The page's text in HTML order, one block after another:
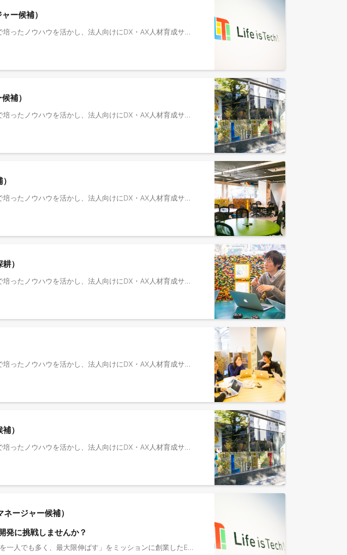
ー候補）
⚫︎募集背景 2021年に立ち上がったDX・AX事業部は、中高生向けデジタル教育で培ったノウハウを活かし、法人向けにDX・AX人材育成サービスを提供する急成長事業です。 高校で「情報I」を学び、デジタルスキルを標準装備する“新・デジタルネイティブ世代”が、高卒は2025年に、大卒は2029年に社会へ参画します。 しかし、大企業でさえアナログ業務や非効率オペレーションが根強く残り、彼らの力を十分に活かせない環境が少なくありません。 私たちは、そんな新世代が「入社したい」「活躍したい」と思える企業や社会をつくるため、このDX・AX事業を立ち上げました。 さらなる顧客・社会へのインパクトをもたらすため、今後日本を代表するエンタープライズ企業を相手に、長期的かつ戦略的なロードマップを共に描き、組織変革に伴走していく必要があります。 そこで、今回はこの成長をさらに加速させるため、契約後のお客様のDX推進に伴走する、「DX推進コンサルタント（マネージャー候補）」を募集します。 ⚫︎業務概要 【ミッション】 契約されたDX・AX人材育成研修を成功させることで、お客様の現場における課題解決に貢献することがミッションです。 研修の成功体験を起点に、次の打ち手を提案し、顧客のDX・AX推進をより深く支援していきます。 【主な業務内容】 まずはコンサルタントとして、以下の業務でご活躍いただきます。 ①研修プログラムの企画・進行管理 研修納品チームと連携し、顧客の現場課題に合わせた研修内容を企画します。 ご自身で研修を実施いただくこともあります。 ②関係者との連携促進 DX・AX推進部門や研修に参加される現場部門、人事部など、関係者との対話を重ねます。 現場の声を次に繋げ、円滑なプロジェクト進行を支援します。 ③現場起点での追加提案 研修の成果や受講者の声、お客様との対話から新たな課題を発見し、次の研修プログラムや対象部門の拡大を提案します。 現場の成功体験を、部署や組織全体の成功へと繋げていきます。 ※実績を積んでいただいた後、将来的にはマネージャーとして、以下の業務をお任せします。 ・チームのKPI（リピート受注額、重要人物との接点数など）達成に向けた戦術の立案と実行管理 ・チームメンバーの採用、育成 ・セールスチームと円滑に顧客情報を連携し、一貫した顧客体験を創出する仕組みの構築 ⚫︎プロダクト 独自のメソッドで開発したワークショップ（DXレディネス研修、AIレディネス研修など）を中心に、組織変革までの伴走や、大企業の役員に対するリバースメンタリングなどの新規ソリューションも含め、ユニークな手法で組織変革・業務変革を支援しています。 ⚫︎顧客先・導入企業 大手企業を中心に、幅広い規模・業界の顧客が150社以上。主にDX・AX推進部、人事部の方が商談相手となります。 ※導入企業例： サントリーホールディングス、ソニーグループ、NEC、村田製作所、博報堂DYホールディングス等 ⚫︎ヒト・組織の魅力 ・2021年に立ち上がった急成長中の新規事業で、現在は約50名の組織に。 新規事業立ち上げフェーズと、スケールしていく瞬間を実感できます。 ・商品開発、マーケティング、セールス、研修ファシリテーター、事業企画など、専門性を追求することも、複数の職種にキャリアの幅を広げていくことも可能です。 ※社員のキャリア事例： ・セールス（1年） →セールスマネージャー ・研修ファシリテーター（半年経験）→研修ファシリテーター兼商品開発 ・研修ディレクター（1年経験）→事業企画 など ※社員インタビュー ・転職の満足度は300％。成長実感と貢献実感、どちらも得られる環境がある。 https://directscout.recruit.co.jp/contents/article/26976/ ・人が変われば組織も変わり、社会も大きく変わる。DX・AX事業のエバンジェリストが描く“その先の未来” https://www.wantedly.com/companies/lifeistech/post_articles/972321 ・「納品」の枠を超えた価値提供。“関わる人すべてを笑顔にする”CXグループの仕事哲学 https://www.wantedly.com/companies/lifeistech/post_articles/1002666
補）
⚫︎募集背景 2021年に立ち上がったDX・AX事業部は、中高生向けデジタル教育で培ったノウハウを活かし、法人向けにDX・AX人材育成サービスを提供する急成長事業です。 高校で「情報I」を学び、デジタルスキルを標準装備する“新・デジタルネイティブ世代”が、高卒は2025年に、大卒は2029年に社会へ参画します。 しかし、大企業でさえアナログ業務や非効率オペレーションが根強く残り、彼らの力を十分に活かせない環境が少なくありません。 私たちは、そんな新世代が「入社したい」「活躍したい」と思える企業や社会をつくるため、このDX・AX事業を立ち上げました。 さらなる顧客・社会へのインパクトをもたらすため、今後日本を代表するエンタープライズ企業を相手に、長期的かつ戦略的なロードマップを共に描き、組織変革に伴走していく必要があります。 そこで、今回はこの成長をさらに加速させるため、契約後のお客様のDX・AX推進に伴走する、「DX・AX推進コンサルタント」を募集します。 ⚫︎業務概要 【ミッション】 契約されたDX・AX人材育成研修を成功させることで、お客様の現場における課題解決に貢献することがミッションです。 研修の成功体験を起点に、次の打ち手を提案し、顧客のDX推進をより深く支援していきます。 【主な業務内容】 まずはコンサルタントとして、以下の業務でご活躍いただきます。 ①研修プログラムの企画・進行管理 研修納品チームと連携し、顧客の現場課題に合わせた研修内容を企画します。 ご自身で研修を実施いただくこともあります。 ②関係者との連携促進 DX・AX推進部門や研修に参加される現場部門、人事部など、関係者との対話を重ねます。 現場の声を次に繋げ、円滑なプロジェクト進行を支援します。 ③現場起点での追加提案 研修の成果や受講者の声、お客様との対話から新たな課題を発見し、次の研修プログラムや対象部門の拡大を提案します。 現場の成功体験を、部署や組織全体の成功へと繋げていきます。 ※コンサルタントとして実績を積んでいただいた後、将来的にはチームリーダーとして、以下の業務をお任せします。 ・チームのKPI（リピート受注額、重要人物との接点数など）達成に向けた戦術の立案と実行管理 ・チームメンバーの採用、育成 ・セールスチームと円滑に顧客情報を連携し、一貫した顧客体験を創出する仕組みの構築 ⚫︎プロダクト 独自のメソッドで開発したワークショップ（DXレディネス研修、AIレディネス研修など）を中心に、組織変革までの伴走や、大企業の役員に対するリバースメンタリングなどの新規ソリューションも含め、ユニークな手法で組織変革・業務変革を支援しています。 ⚫︎顧客先・導入企業 大手企業を中心に、幅広い規模・業界の顧客が150社以上。主にDX・AX推進部、人事部の方が商談相手となります。 ※導入企業例： サントリーホールディングス、ソニーグループ、NEC、村田製作所、博報堂DYホールディングス等 ⚫︎ヒト・組織の魅力 ・2021年に立ち上がった急成長中の新規事業で、現在は約50名の組織に。 新規事業立ち上げフェーズと、スケールしていく瞬間を実感できます。 ・商品開発、マーケティング、セールス、研修ファシリテーター、事業企画など、専門性を追求することも、複数の職種にキャリアの幅を広げていくことも可能です。 ※社員のキャリア事例： ・セールス（1年） →セールスマネージャー ・研修ファシリテーター（半年経験）→研修ファシリテーター兼商品開発 ・研修ディレクター（1年経験）→事業企画 など ※社員インタビュー ・転職の満足度は300％。成長実感と貢献実感、どちらも得られる環境がある。 https://directscout.recruit.co.jp/contents/article/26976/ ・人が変われば組織も変わり、社会も大きく変わる。DX・AX事業のエバンジェリストが描く“その先の未来” https://www.wantedly.com/companies/lifeistech/post_articles/972321 ・「納品」の枠を超えた価値提供。“関わる人すべてを笑顔にする”CXグループの仕事哲学 https://www.wantedly.com/companies/lifeistech/post_articles/1002666
⚫︎募集背景 2021年に立ち上がったDX・AX事業部は、中高生向けデジタル教育で培ったノウハウを活かし、法人向けにDX・AX人材育成サービスを提供する急成長事業です。 高校で「情報I」を学び、デジタルスキルを標準装備する“新・デジタルネイティブ世代”が、高卒は2025年に、大卒は2029年に社会へ参画します。 しかし、大企業でさえアナログ業務や非効率オペレーションが根強く残り、彼らの力を十分に活かせない環境が少なくありません。 私たちは、そんな新世代が「入社したい」「活躍したい」と思える企業や社会をつくるため、このDX・AX事業を立ち上げました。 本ポジションでは、急成長を牽引するセールス組織において、新規顧客への導入提案及び既存顧客の深耕を担うアカウントセールス（マネージャー候補）を募集します。 ⚫︎業務概要 ①新規顧客開拓 ・マーケティングやインサイドセールスからトスアップされた商談において、大手企業顧客との関係構築、組織/業務課題のヒアリング、ソリューションの提案を通じ、新規開拓を行う ※必要に応じ、自らが担当する顧客内における別部署開拓や関連する企業の紹介案件創出をすることも、ミッションに含む場合がございます。 ②既存顧客深耕 ・大手企業顧客に伴走しながら、長期的な関係性を構築し、目指す姿や課題を深く理解する ・顧客に新たなソリューションを提案し、「継続的な売上拡大」を行う （注力顧客に関しては、アカウントプランナーとも連携する） ※実績を積んでいただいた後、将来的にはマネージャーとして、以下の業務をお任せします。 ③チームマネジメント ・チームのKPI達成に向けた戦術の立案と実行管理 ・チームメンバーの採用、育成、マネジメント ・顧客体験創出、向上に向けた企画・立案、仕組み化 など ⚫︎プロダクト 独自のメソッドで開発したワークショップ（DXレディネス研修、AIレディネス研修など）を中心に、組織変革までの伴走や、大企業の役員に対するリバースメンタリングなどの新規ソリューションも含め、ユニークな手法で組織変革・業務変革を支援しています。 ⚫︎顧客先・導入企業 大手企業を中心に、幅広い規模・業界の顧客が150社以上。主にDX・AX推進部、人事部の方が商談相手となります。 ※導入企業例： サントリーホールディングス、ソニーグループ、NEC、村田製作所、博報堂DYホールディングス等 ⚫︎ヒト・組織の魅力 ・2021年に立ち上がった急成長中の新規事業で、現在は約50名の組織に。 新規事業立ち上げフェーズと、スケールしていく瞬間を実感できます。 ・商品開発、マーケティング、セールス、研修ファシリテーター、事業企画など、専門性を追求することも、複数の職種にキャリアの幅を広げていくことも可能です。 ※社員のキャリア事例： ・セールス（1年） →セールスマネージャー ・研修ファシリテーター（半年経験）→研修ファシリテーター兼商品開発 ・研修ディレクター（1年経験）→事業企画 など ※社員インタビュー ・転職の満足度は300％。成長実感と貢献実感、どちらも得られる環境がある。 https://directscout.recruit.co.jp/contents/article/26976/ ・人が変われば組織も変わり、社会も大きく変わる。DX・AX事業のエバンジェリストが描く“その先の未来” https://www.wantedly.com/companies/lifeistech/post_articles/972321 ・「納品」の枠を超えた価値提供。“関わる人すべてを笑顔にする”CXグループの仕事哲学 https://www.wantedly.com/companies/lifeistech/post_articles/1002666
）
⚫︎募集背景 2021年に立ち上がったDX・AX事業部は、中高生向けデジタル教育で培ったノウハウを活かし、法人向けにDX・AX人材育成サービスを提供する急成長事業です。 高校で「情報I」を学び、デジタルスキルを標準装備する“新・デジタルネイティブ世代”が、高卒は2025年に、大卒は2029年に社会へ参画します。 しかし、大企業でさえアナログ業務や非効率オペレーションが根強く残り、彼らの力を十分に活かせない環境が少なくありません。 私たちは、そんな新世代が「入社したい」「活躍したい」と思える企業や社会をつくるため、このDX・AX事業を立ち上げました。 本ポジションでは、急成長を牽引するセールス組織において、新規顧客への導入提案及び既存顧客の深耕を担うアカウントセールスを募集します。 ⚫︎業務概要 （ご希望や適性に応じて、新規・既存のいずれかに軸足を置いていただく想定です） ①新規顧客開拓 ・マーケティングやインサイドセールスからトスアップされた商談において、大手企業顧客との関係構築、組織/業務課題のヒアリング、ソリューションの提案を通じ、新規開拓を行う ※必要に応じ、自らが担当する顧客内における別部署開拓や関連する企業の紹介案件創出をすることも、ミッションに含む場合がございます。 ②既存顧客深耕 ・大手企業顧客に伴走しながら、長期的な関係性を構築し、目指す姿や課題を深く理解する ・顧客に新たなソリューションを提案し、「継続的な売上拡大」を行う ※注力顧客に関しては、アカウントマネージャー（プランナー）とも連携する ⚫︎プロダクト 独自のメソッドで開発したワークショップ（DXレディネス研修、AIレディネス研修など）を中心に、組織変革までの伴走や、大企業の役員に対するリバースメンタリングなどの新規ソリューションも含め、ユニークな手法で組織変革・業務変革を支援しています。 ⚫︎顧客先・導入企業 大手企業を中心に、幅広い規模・業界の顧客が150社以上。主にDX・AX推進部、人事部の方が商談相手となります。 ※導入企業例： サントリーホールディングス、ソニーグループ、NEC、村田製作所、博報堂DYホールディングス等 ⚫︎ヒト・組織の魅力 ・2021年に立ち上がった急成長中の新規事業で、現在は約50名の組織に。 新規事業立ち上げフェーズと、スケールしていく瞬間を実感できます。 ・商品開発、マーケティング、セールス、研修ファシリテーター、事業企画など、専門性を追求することも、複数の職種にキャリアの幅を広げていくことも可能です。 ※社員のキャリア事例： ・セールス（1年） →セールスマネージャー ・研修ファシリテーター（半年経験）→研修ファシリテーター兼商品開発 ・研修ディレクター（1年経験）→事業企画 など ※社員インタビュー ・転職の満足度は300％。成長実感と貢献実感、どちらも得られる環境がある。 https://directscout.recruit.co.jp/contents/article/26976/ ・人が変われば組織も変わり、社会も大きく変わる。DX・AX事業のエバンジェリストが描く“その先の未来” https://www.wantedly.com/companies/lifeistech/post_articles/972321 ・「納品」の枠を超えた価値提供。“関わる人すべてを笑顔にする”CXグループの仕事哲学 https://www.wantedly.com/companies/lifeistech/post_articles/1002666
⚫︎募集背景 2021年に立ち上がったDX・AX事業部は、中高生向けデジタル教育で培ったノウハウを活かし、法人向けにDX・AX人材育成サービスを提供する急成長事業です。 高校で「情報I」を学び、デジタルスキルを標準装備する“新・デジタルネイティブ世代”が、高卒は2025年に、大卒は2029年に社会へ参画します。 しかし、大企業でさえアナログ業務や非効率オペレーションが根強く残り、彼らの力を十分に活かせない環境が少なくありません。 私たちは、そんな新世代が「入社したい」「活躍したい」と思える企業や社会をつくるため、このDX・AX事業を立ち上げました。 さらなる顧客・社会へのインパクトをもたらすため、今後日本を代表するエンタープライズ企業を相手に、長期的かつ戦略的なロードマップを共に描き、組織変革に伴走していく必要があります。 そこで、提案力やプロジェクトマネジメント力を武器に、顧客企業のアカウントプランの策定・推進から、コンサルティングやソリューション提案を通じたLTVの最大化まで一気通貫でリードできる、アカウントマネージャー（プランナー）を募集します。 ⚫︎業務概要 ①顧客へのソリューション提案・コンサルティング ・大手企業の複数部署（人事部、DX・AX推進部など）と接点を持ち、顧客の課題を深く理解する ・アカウントセールス（フィールドセールス）と連携しながら、デジタル活用や人材育成を通じた「組織変革・業務変革のロードマップ」や、「ワークショップを始めとしたソリューション」を提案し、顧客の変革まで伴走し、LTV最大化を実現する ②アカウントプランの策定・推進 ・顧客のDX・AX推進計画や課題、組織体制をもとに、戦略的にアカウントプランを策定し、フィールドセールスやマーケティングとも連携して推進する （既存顧客を中心に、一部の新規顧客も担当想定） ⚫︎プロダクト 独自のメソッドで開発したワークショップ（DXレディネス研修、AIレディネス研修など）を中心に、組織変革までの伴走や、大企業の役員に対するリバースメンタリングなどの新規ソリューションも含め、ユニークな手法で組織変革・業務変革を支援しています。 ⚫︎顧客先・導入企業 大手企業を中心に、幅広い規模・業界の顧客が150社以上。主にDX・AX推進部、人事部の方が商談相手となります。 ※導入企業例： サントリーホールディングス、ソニーグループ、NEC、村田製作所、博報堂DYホールディングス等 ⚫︎ヒト・組織の魅力 ・2021年に立ち上がった急成長中の新規事業で、現在は約50名の組織に。 新規事業立ち上げフェーズと、スケールしていく瞬間を実感できます。 ・商品開発、マーケティング、セールス、研修ファシリテーター、事業企画など、専門性を追求することも、複数の職種にキャリアの幅を広げていくことも可能です。 ※社員のキャリア事例： ・セールス（1年） →セールスマネージャー ・研修ファシリテーター（半年経験）→研修ファシリテーター兼商品開発 ・研修ディレクター（1年経験）→事業企画 など ※社員インタビュー ・転職の満足度は300％。成長実感と貢献実感、どちらも得られる環境がある。 https://directscout.recruit.co.jp/contents/article/26976/ ・人が変われば組織も変わり、社会も大きく変わる。DX・AX事業のエバンジェリストが描く“その先の未来” https://www.wantedly.com/companies/lifeistech/post_articles/972321 ・「納品」の枠を超えた価値提供。“関わる人すべてを笑顔にする”CXグループの仕事哲学 https://www.wantedly.com/companies/lifeistech/post_articles/1002666
）
⚫︎募集背景 2021年に立ち上がったDX・AX事業部は、中高生向けデジタル教育で培ったノウハウを活かし、法人向けにDX・AX人材育成サービスを提供する急成長事業です。 高校で「情報I」を学び、デジタルスキルを標準装備する“新・デジタルネイティブ世代”が、高卒は2025年に、大卒は2029年に社会へ参画します。 しかし、大企業でさえアナログ業務や非効率オペレーションが根強く残り、彼らの力を十分に活かせない環境が少なくありません。 私たちは、そんな新世代が「入社したい」「活躍したい」と思える企業や社会をつくるため、このDX・AX事業を立ち上げました。 さらなる顧客・社会へのインパクトをもたらすため、今後日本を代表するエンタープライズ企業を相手に、長期的かつ戦略的なロードマップを共に描き、組織変革に伴走していく必要があります。 そこで、提案力やプロジェクトマネジメント力を武器に、顧客企業のアカウントプランの策定・推進から、コンサルティングやソリューション提案を通じたLTVの最大化まで一気通貫でリードできる、アカウントプランナー（マネージャー候補）を募集します。 ⚫︎業務概要 ①顧客へのソリューション提案・コンサルティング ・大手企業の複数部署（人事部、DX・AX推進部など）と接点を持ち、顧客の課題を深く理解する ・アカウントセールス（フィールドセールス）と連携しながら、デジタル活用や人材育成を通じた「組織変革・業務変革のロードマップ」や、「ワークショップを始めとしたソリューション」を提案し、顧客の変革まで伴走し、LTV最大化を実現する ②アカウントプランの策定・推進 ・顧客のDX・AX推進計画や課題、組織体制をもとに、戦略的にアカウントプランを策定し、フィールドセールスやマーケティングとも連携して推進する （既存顧客を中心に、一部の新規顧客も担当想定） ※実績を積んでいただいた後、将来的にはマネージャーとして、以下の業務をお任せします。 ③チームマネジメント ・チームのKPI達成に向けた戦術の立案と実行管理 ・チームメンバーの採用、育成、マネジメント ・顧客体験創出、向上に向けた企画・立案、仕組み化 など ⚫︎プロダクト 独自のメソッドで開発したワークショップ（DXレディネス研修、AIレディネス研修など）を中心に、組織変革までの伴走や、大企業の役員に対するリバースメンタリングなどの新規ソリューションも含め、ユニークな手法で組織変革・業務変革を支援しています。 ⚫︎顧客先・導入企業 大手企業を中心に、幅広い規模・業界の顧客が150社以上。主にDX・AX推進部、人事部の方が商談相手となります。 ※導入企業例： サントリーホールディングス、ソニーグループ、NEC、村田製作所、博報堂DYホールディングス等 ⚫︎ヒト・組織の魅力 ・2021年に立ち上がった急成長中の新規事業で、現在は約50名の組織に。 新規事業立ち上げフェーズと、スケールしていく瞬間を実感できます。 ・商品開発、マーケティング、セールス、研修ファシリテーター、事業企画など、専門性を追求することも、複数の職種にキャリアの幅を広げていくことも可能です。 ※社員のキャリア事例： ・セールス（1年） →セールスマネージャー ・研修ファシリテーター（半年経験）→研修ファシリテーター兼商品開発 ・研修ディレクター（1年経験）→事業企画 など ※社員インタビュー ・転職の満足度は300％。成長実感と貢献実感、どちらも得られる環境がある。 https://directscout.recruit.co.jp/contents/article/26976/ ・人が変われば組織も変わり、社会も大きく変わる。DX・AX事業のエバンジェリストが描く“その先の未来” https://www.wantedly.com/companies/lifeistech/post_articles/972321 ・「納品」の枠を超えた価値提供。“関わる人すべてを笑顔にする”CXグループの仕事哲学 https://www.wantedly.com/companies/lifeistech/post_articles/1002666
ージャー候補）
発に挑戦しませんか？
▼私たちについて ライフイズテックは、2010年に「中高生ひとり一人の可能性を一人でも多く、最大限伸ばす」をミッションに創業したEdTech企業です。中学・高校生向けIT・プログラミング教育サービス「Life is Tech ! （ライフイズテック）」を運営し、延べ5.9万人以上が参加する国内最大規模のITキャンプ・スクールとなりました。また、2018年にオンラインで学べるディズニー・プログラミング学習教材「テクノロジア魔法学校」を発売し、2019年には、新学習指導要領に対応した学校向けオンラインプログラミング教材「ライフイズテック レッスン」を提供開始。本教材は、全国の600以上の自治体、約4,400校の公立・私立学校、約135万人に利用いただいています。 さらに、学校教育でのデジタル学習環境提供に加えて、課外でより深く実践的な「デジタル × 課題解決体験」をお届けする「自治体向けイノベーション人材育成プログラム」を全国の自治体に提供し始めています。 複数の事業が立ち上がり、それぞれが成長するなかで、ライフイズテックは今まさに第二創業期を迎えています。創りたい未来に向けて、まだまだ課題はたくさんあります。100年に1度と言われる教育変革に、ぜひ一緒にチャレンジしませんか。 【自治体向けイノベーション人材育成プログラムについて】 自治体のDX・デジタル人材育成政策に準じて、人材育成プログラムの企画・提案からプロジェクト進行、学習体験提供までを一気通貫で推進し、地域・社会課題解決を担う次世代の「デジタルイノベーター」育成を目指す事業です。 累計100近くの自治体に対してプログラム提供実績を有し、一部自治体では、県をあげて中高生のみならず、大学生・社会人向けも含めた、世代横断のデジタルイノベーター育成プログラムを提供中です。 ▼業務内容 ・全国の自治体における「イノベーション人材育成プログラム」の新規事業開発をお任せします 【具体的には】 ・行政や地域が直面する重要課題を深く探究し、それらを解決するための事業を構想・提案し、実装します ・従来の枠組みにとらわれない新たな成長を目指した戦略立案や変革を支援し、自治体の持続的かつ飛躍的な成長を実現します ・これらの取り組みを通じて、地域社会や日本全体に大きなインパクトを与えることを目指します ▼ポジションの魅力 ・社会課題の解決につながる新たな事業を裁量を持ってゼロから生み出せます ・未だ世の中にない事業をスピード感をもって構想し具現化できます ・地域の事情・課題に応じたイノベーション人材育成を実装することで、地方創生、地域社会の持続的な発展を牽引できます ・官公庁やコンサルティングファーム、事業会社での責任者等、多様で魅力的な人材とともに新規事業開発に取り組むことができます ▼社員インタビュー ・山梨県DX人材育成エコシステム創出事業 https://dxecosystem-yamanashi.jp/ ・「教育が変わる2020年。「あなたの経験」が教育を変える！今こそ教育業界へ飛び込むべきタイミングな理由」 https://www.wantedly.com/companies/lifeistech/post_articles/237750 ・“新しい教育づくり”をテーマに地域、企業、そして日本の底力を上げていく矜持と情熱 https://www.wantedly.com/companies/lifeistech/post_articles/961353 ・産官学を巻き込んで既存の枠組みを再構築する。ライフイズテックだからこそ味わえる事業開発の醍醐味とは https://www.wantedly.com/companies/lifeistech/post_articles/959196 ・次世代教育への想いが集結【ライフイズテックの取り組みと成果、そして未来へのビジョン】 https://note.com/lifeistech/n/nb054b088c14a ・場所を越える教育革命を。デジタル教育が拓く地方創生の未来｜【ライフイズテックJAMレポート】 https://note.com/lifeistech/n/n68a698cf4e06